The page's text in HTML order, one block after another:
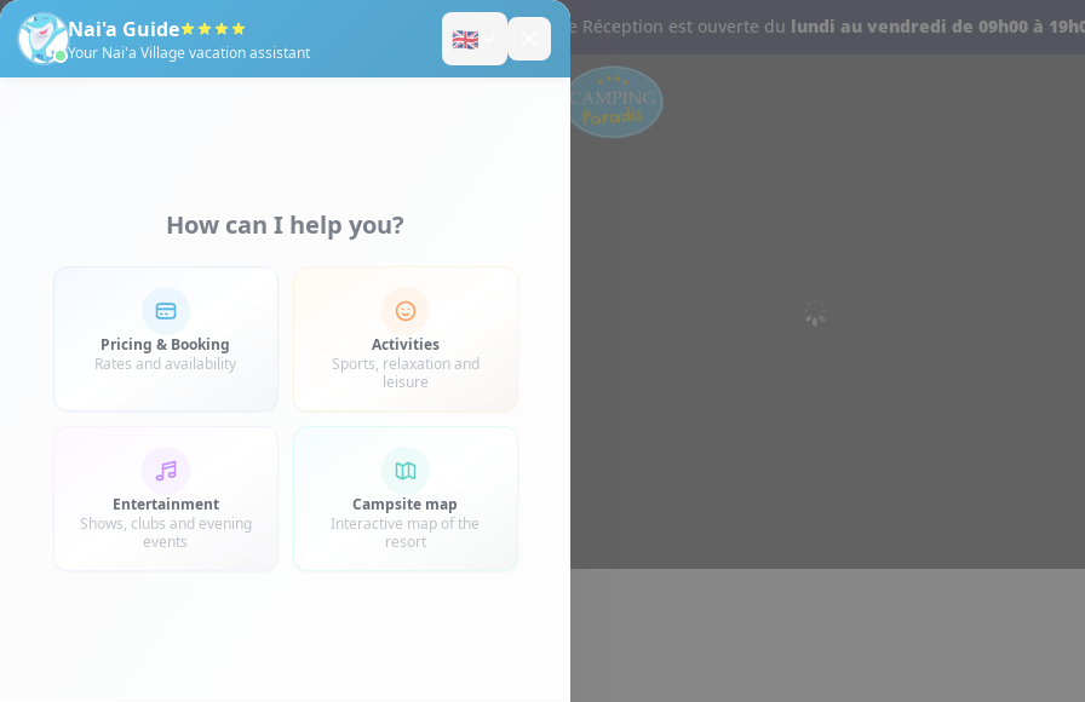
Tél :+33 (0)4 68 86 15 36 Juillet & Août : Votre Réception est ouverte du lundi au vendredi de 09h00 à